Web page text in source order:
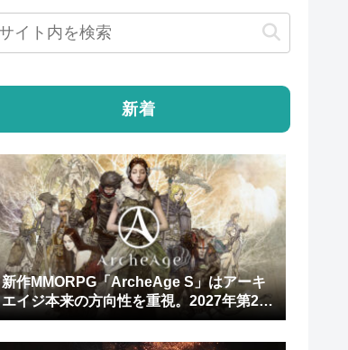
新着
新作MMORPG「ArcheAge S」はアーキ
エイジ本来の方向性を重視。2027年第2四
半期にリリース予定